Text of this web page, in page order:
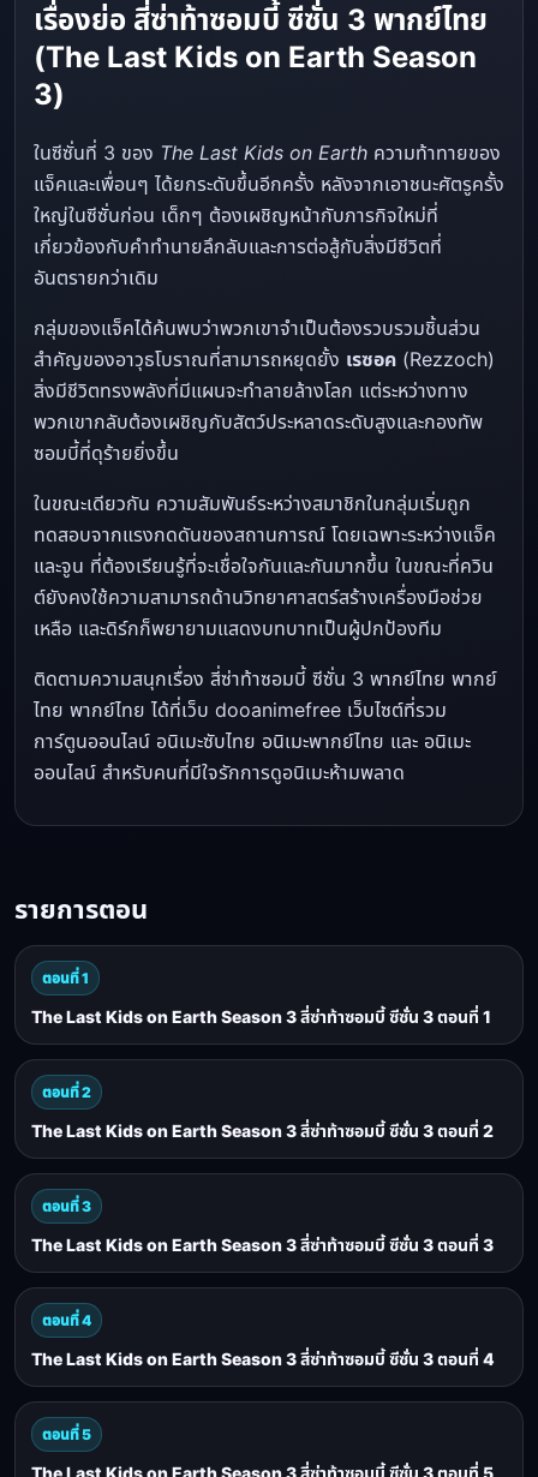
เรื่องย่อ สี่ซ่าท้าซอมบี้ ซีซั่น 3 พากย์ไทย
(The Last Kids on Earth Season
3)
ในซีซั่นที่ 3 ของ The Last Kids on Earth ความท้าทายของ
แจ็คและเพื่อนๆ ได้ยกระดับขึ้นอีกครั้ง หลังจากเอาชนะศัตรูครั้ง
ใหญ่ในซีซั่นก่อน เด็กๆ ต้องเผชิญหน้ากับภารกิจใหม่ที่
เกี่ยวข้องกับคำทำนายลึกลับและการต่อสู้กับสิ่งมีชีวิตที่
อันตรายกว่าเดิม
กลุ่มของแจ็คได้ค้นพบว่าพวกเขาจำเป็นต้องรวบรวมชิ้นส่วน
สำคัญของอาวุธโบราณที่สามารถหยุดยั้ง เรซอค (Rezzoch)
สิ่งมีชีวิตทรงพลังที่มีแผนจะทำลายล้างโลก แต่ระหว่างทาง
พวกเขากลับต้องเผชิญกับสัตว์ประหลาดระดับสูงและกองทัพ
ซอมบี้ที่ดุร้ายยิ่งขึ้น
ในขณะเดียวกัน ความสัมพันธ์ระหว่างสมาชิกในกลุ่มเริ่มถูก
ทดสอบจากแรงกดดันของสถานการณ์ โดยเฉพาะระหว่างแจ็ค
และจูน ที่ต้องเรียนรู้ที่จะเชื่อใจกันและกันมากขึ้น ในขณะที่ควิน
ต์ยังคงใช้ความสามารถด้านวิทยาศาสตร์สร้างเครื่องมือช่วย
เหลือ และดิร์กก็พยายามแสดงบทบาทเป็นผู้ปกป้องทีม
ติดตามความสนุกเรื่อง สี่ซ่าท้าซอมบี้ ซีซั่น 3 พากย์ไทย พากย์
ไทย พากย์ไทย ได้ที่เว็บ dooanimefree เว็บไซต์ที่รวม
การ์ตูนออนไลน์ อนิเมะซับไทย อนิเมะพากย์ไทย และ อนิเมะ
ออนไลน์ สำหรับคนที่มีใจรักการดูอนิเมะห้ามพลาด
รายการตอน
ตอนที่ 1
The Last Kids on Earth Season 3 สี่ซ่าท้าซอมบี้ ซีซั่น 3 ตอนที่ 1
ตอนที่ 2
The Last Kids on Earth Season 3 สี่ซ่าท้าซอมบี้ ซีซั่น 3 ตอนที่ 2
ตอนที่ 3
The Last Kids on Earth Season 3 สี่ซ่าท้าซอมบี้ ซีซั่น 3 ตอนที่ 3
ตอนที่ 4
The Last Kids on Earth Season 3 สี่ซ่าท้าซอมบี้ ซีซั่น 3 ตอนที่ 4
ตอนที่ 5
The Last Kids on Earth Season 3 สี่ซ่าท้าซอมบี้ ซีซั่น 3 ตอนที่ 5